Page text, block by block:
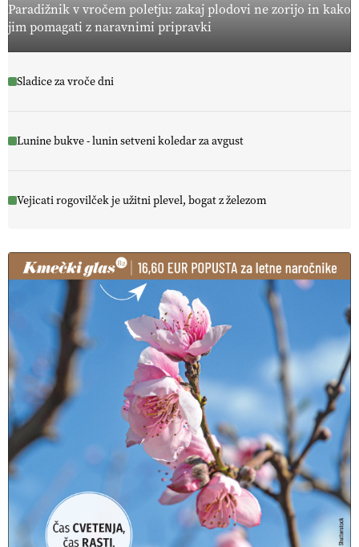
Paradižnik v vročem poletju: zakaj plodovi ne zorijo in kako
jim pomagati z naravnimi pripravki
Sladice za vroče dni
Lunine bukve - lunin setveni koledar za avgust
Vejicati rogovilček je užitni plevel, bogat z železom